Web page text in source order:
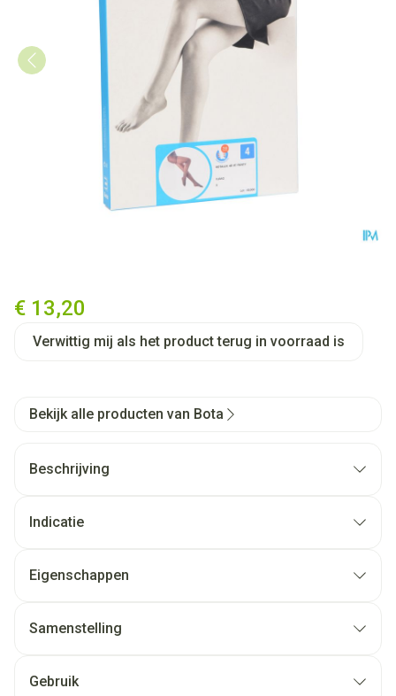
€ 13,20
Verwittig mij als het product terug in voorraad is
Bekijk alle producten van Bota
Beschrijving
Indicatie
Eigenschappen
Samenstelling
Gebruik